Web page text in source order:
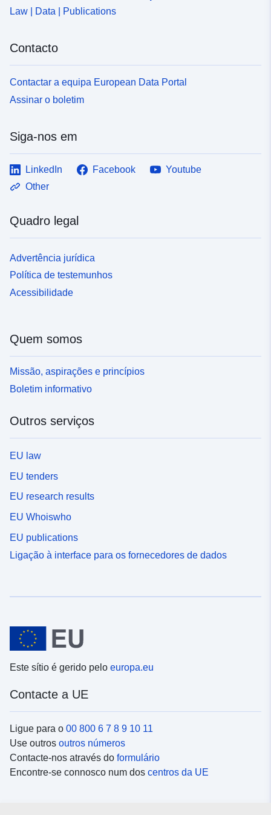
Law | Data | Publications
Contacto
Contactar a equipa European Data Portal
Assinar o boletim
Siga-nos em
LinkedIn Facebook
Youtube
Other
Quadro legal
Advertência jurídica
Política de testemunhos
Acessibilidade
Quem somos
Missão, aspirações e princípios
Boletim informativo
Outros serviços
EU law
EU tenders
EU research results
EU Whoiswho
EU publications
Ligação à interface para os fornecedores de dados
Este sítio é gerido pelo europa.eu
Contacte a UE
Ligue para o 00 800 6 7 8 9 10 11
Use outros outros números
Contacte-nos através do formulário
Encontre-se connosco num dos centros da UE